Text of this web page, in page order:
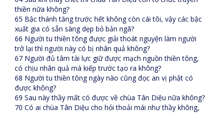
thiền nữa không?
65 Bậc thánh tăng trước hết không còn cái tôi, vậy các bậc
xuất gia có sẵn sàng dẹp bỏ bản ngã?
66 Người tu thiền tông được giải thoát nguyện làm người
trở lại thì người này có bị nhân quả không?
67 Người đủ tâm tài lực giữ được mạch nguồn thiền tông,
có chịu nhân quả mà kiếp trước tạo ra không?
68 Người tu thiền tông ngày nào cũng đọc an vị phật có
được không?
69 Sau này thầy mất có được về chùa Tân Diệu nữa không?
70 Có ai chùa Tân Diệu cho hỏi thoải mái như thầy không,